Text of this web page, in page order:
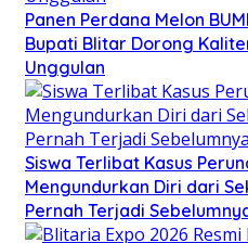
Panen Perdana Melon
Bupati Blitar Dorong
Unggulan
Siswa Terlibat Kasus
Mengundurkan Diri dari
Pernah Terjadi